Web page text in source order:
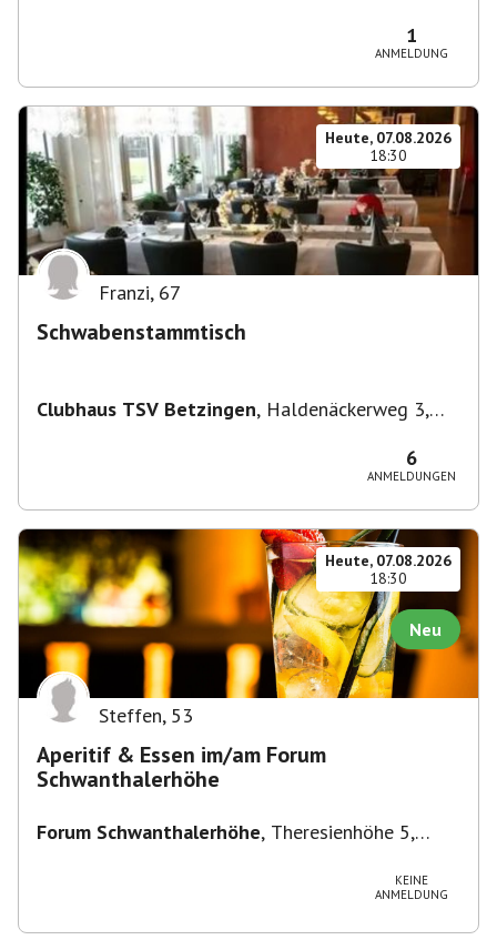
1
ANMELDUNG
Heute, 07.08.2026
18:30
Franzi, 67
Schwabenstammtisch
Clubhaus TSV Betzingen, Haldenäckerweg 3,
6
ANMELDUNGEN
Heute, 07.08.2026
18:30
Neu
Steffen, 53
Aperitif & Essen im/am Forum
Schwanthalerhöhe
Forum Schwanthalerhöhe, Theresienhöhe 5,
KEINE
ANMELDUNG